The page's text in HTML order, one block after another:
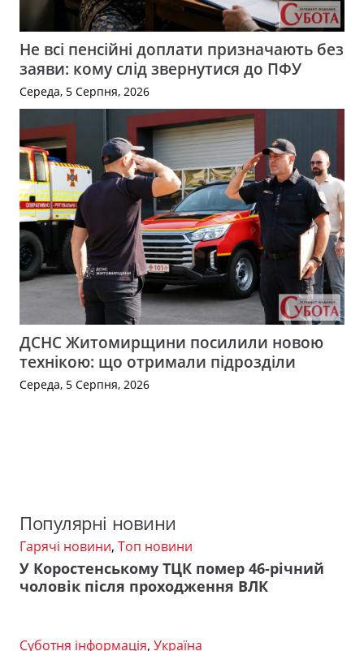
Не всі пенсійні доплати призначають без
заяви: кому слід звернутися до ПФУ
Середа, 5 Серпня, 2026
ДСНС Житомирщини посилили новою
технікою: що отримали підрозділи
Середа, 5 Серпня, 2026
Популярні новини
Гарячі новини, Топ новини
У Коростенському ТЦК помер 46-річний
чоловік після проходження ВЛК
Суботня інформація, Україна